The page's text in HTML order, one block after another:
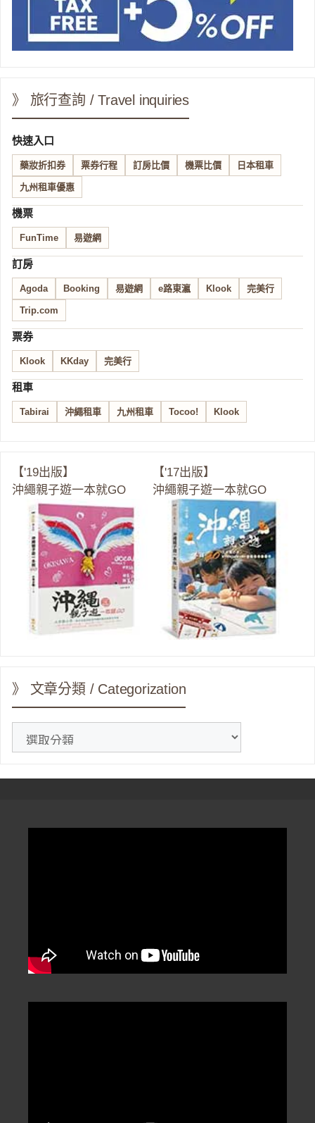
》 旅行查詢 / Travel inquiries
快速入口
藥妝折扣券 票券行程 訂房比價 機票比價 日本租車
九州租車優惠
機票
FunTime 易遊網
訂房
Agoda Booking 易遊網 e路東瀛 Klook 完美行
Trip.com
票券
Klook KKday 完美行
租車
Tabirai 沖繩租車 九州租車 Tocoo! Klook
【'19出版】
沖繩親子遊一本就GO
【'17出版】
沖繩親子遊一本就GO
》 文章分類 / Categorization
分